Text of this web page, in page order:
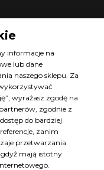
informacje na
lub dane
naszego sklepu. Za
wyrażasz zgodę na
zgodnie z
do bardziej
zanim
przetwarzania
mają istotny